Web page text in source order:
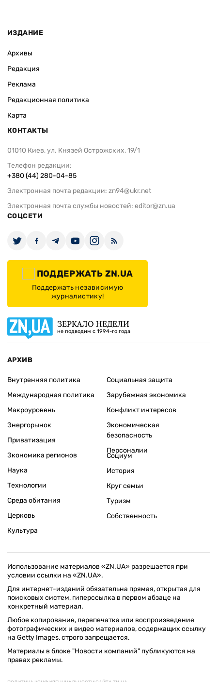
ИЗДАНИЕ
Архивы
Редакция
Реклама
Редакционная политика
Карта
КОНТАКТЫ
01010 Киев, ул. Князей Острожских, 19/1
Телефон редакции:
+380 (44) 280-04-85
Электронная почта редакции: zn94@ukr.net
Электронная почта службы новостей: editor@zn.ua
СОЦСЕТИ
ПОДДЕРЖАТЬ ZN.UA
Поддержать независимую
журналистику!
ЗЕРКАЛО НЕДЕЛИ
не подводим с 1994-го года
АРХИВ
Внутренняя политика
Международная политика
Макроуровень
Энергорынок
Приватизация
Экономика регионов
Социальная защита
Зарубежная экономика
Конфликт интересов
Экономическая
безопасность
Персоналии
Наука
Технологии
Среда обитания
Церковь
Культура
Социум
История
Круг семьи
Туризм
Собственность
Использование материалов «ZN.UA» разрешается при
условии ссылки на «ZN.UA».
Для интернет-изданий обязательна прямая, открытая для
поисковых систем, гиперссылка в первом абзаце на
конкретный материал.
Любое копирование, перепечатка или воспроизведение
фотографических и видео материалов, содержащих ссылку
на Getty Images, строго запрещается.
Материалы в блоке "Новости компаний" публикуются на
правах рекламы.